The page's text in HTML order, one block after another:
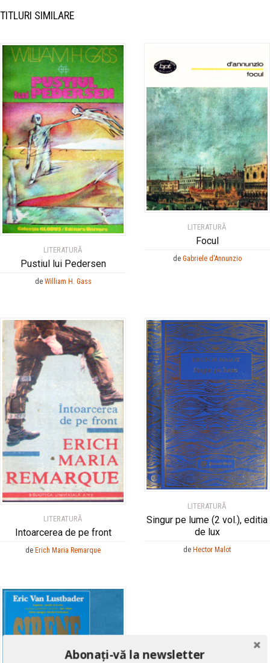
TITLURI SIMILARE
LITERATURĂ
Pustiul lui Pedersen
de William H. Gass
LITERATURĂ
Focul
de Gabriele d'Annunzio
LITERATURĂ
Intoarcerea de pe front
de Erich Maria Remarque
LITERATURĂ
Singur pe lume (2 vol.), editia
de lux
de Hector Malot
Abonați-vă la newsletter